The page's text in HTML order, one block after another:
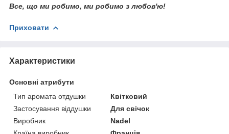
Все, що ми робимо, ми робимо з любов'ю!
Приховати
Характеристики
Основні атрибути
Тип аромата отдушки
Квітковий
Застосування віддушки
Для свічок
Виробник
Nadel